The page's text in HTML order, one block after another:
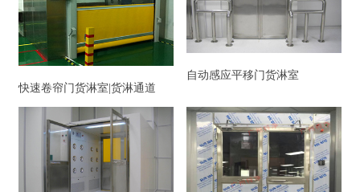
快速卷帘门货淋室|货淋通道
自动感应平移门货淋室